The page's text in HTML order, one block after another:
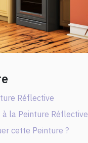
Réflective
à la Peinture Réflective
cette Peinture ?